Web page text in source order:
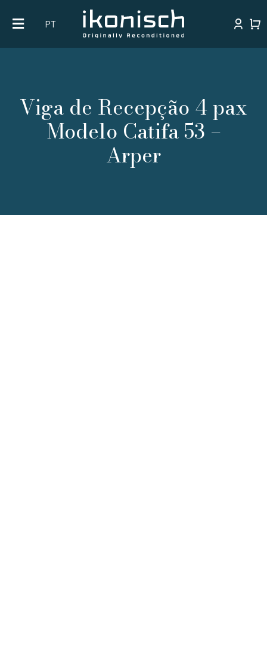
content
PT
Viga de Recepção 4 pax
Modelo Catifa 53 –
Arper